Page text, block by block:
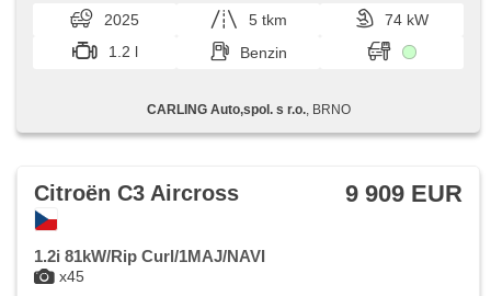
Beifahrerairbagdeaktivierung, Bordcomputer, Uhr Spur,
isofix, ABS, Antriebsschlupfregelung (ASR), Elektronisches
Stabilitätsprogramm (ESP), Servolenkung, Handgetriebe,
digitální přístrojový štít, Fahrkamera, asistent jízdy v jízdním
Stop System, Garantie, digitální přístrojová deska
2025 5 tkm
74 kW
1.2 l
Benzin
CARLING Auto,spol. s r.o., BRNO
x45
Citroën C3 Aircross 9 909 EUR
1.2i 81kW/Rip Curl/1MAJ/NAVI